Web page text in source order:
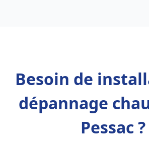
Besoin de
dépannage
Pessac ?